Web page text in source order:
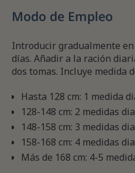
Modo de Empleo
Introducir gradualmente
días. Añadir a la ración
dos tomas. Incluye medida
Hasta 128 cm: 1 medida
128-148 cm: 2 medidas
148-158 cm: 3 medidas
158-168 cm: 4 medidas
Más de 168 cm: 4-5